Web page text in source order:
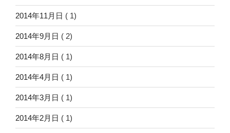
2014年11月日 ( 1)
2014年9月日 ( 2)
2014年8月日 ( 1)
2014年4月日 ( 1)
2014年3月日 ( 1)
2014年2月日 ( 1)